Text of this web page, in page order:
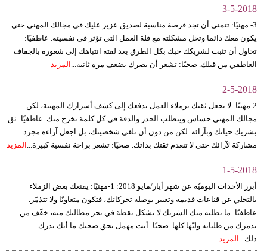
3-5-2018
3- مهنيًا: تتمنى أن تجد فرصة مناسبة لصديق عزيز عليك في مجالك المهنى حتى
يكون معك دائما وتحل مشكلته مع قلة العمل التي تؤثر في نفسيته. عاطفيًا:
تحاول أن تثبت لشريكك حبك بكل الطرق بعد لفته انتباهك إلى شعوره بالجفاف
العاطفي من قبلك. صحيًا: تشعر أن بصرك يضعف مرة ثانية... المزيد
2-5-2018
2-مهنيًا: لا تجعل ثقتك بزملاء العمل تدفعك إلى كشف أسرارك المهنية، لكن
مجالك المهني حساس ويتطلب الحذر والدقة في كل كلمة تخرج منك. عاطفيًا: ثق
بشريك حياتك وبآرائه لكن من دون أن تلغي شخصيتك، بل اجعل آراءه مجرد
مشاركة لآرائك حتى لا تنعدم ثقتك بذاتك. صحيًا: تشعر براحة نفسية كبيرة... المزيد
1-5-2018
أبرز الأحداث اليوميّة عن شهر أيار/مايو 2018: 1-مهنيًا: يقنعك بعض الزملاء
بالتخلي عن قناعات قديمة وتغيير بوصلة تحركاتك، فتكون متعاونًا ولا تتذمّر.
عاطفيًا: ما يطلبه منك الشريك لا يشكل نقطة في بحر مطالبك منه، خفّف من
تذمرك من طلباته ولبّها كلها. صحيًا: أنت مهمل بحق صحتك ما أنك تدرك
ذلك... المزيد